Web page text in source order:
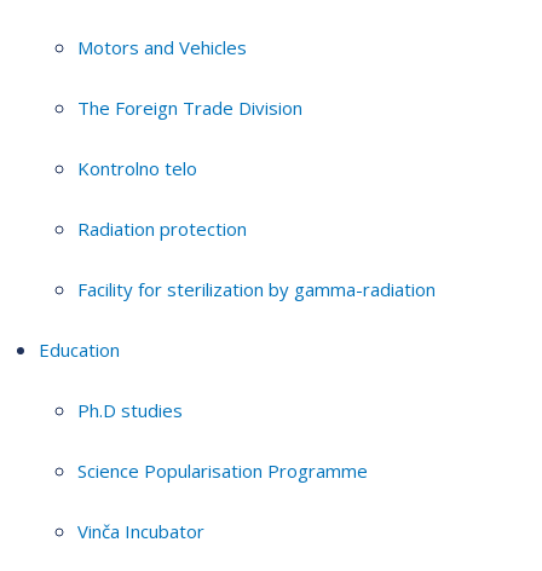
Motors and Vehicles
The Foreign Trade Division
Kontrolno telo
Radiation protection
Facility for sterilization by gamma-radiation
Education
Ph.D studies
Science Popularisation Programme
Vinča Incubator